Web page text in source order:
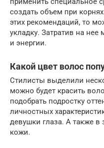
создать объем при
этих рекомендаций, то
укладку. Затратив на
и энергии.
Какой цвет волос
Стилисты выделили
можно будет красить
подобрать подростку
личностных
девушки глаза. А также в
кожи.